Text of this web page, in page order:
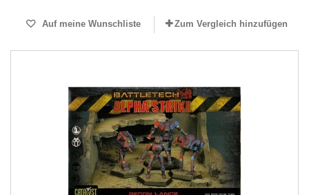
Auf meine Wunschliste Zum Vergleich hinzufügen